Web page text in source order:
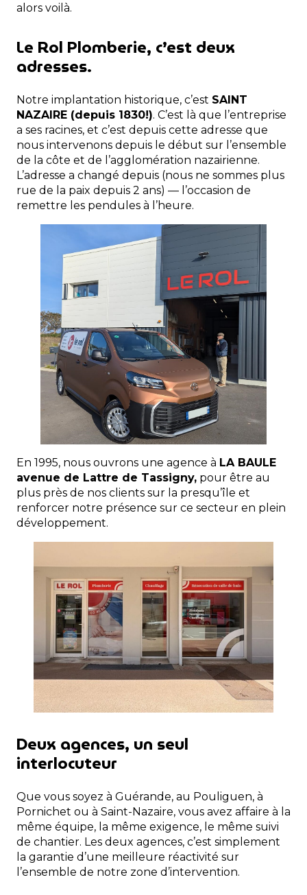
alors voilà.
Le Rol Plomberie, c’est deux
adresses.
Notre implantation historique, c’est SAINT
NAZAIRE (depuis 1830!). C’est là que l’entreprise
a ses racines, et c’est depuis cette adresse que
nous intervenons depuis le début sur l’ensemble
de la côte et de l’agglomération nazairienne.
L’adresse a changé depuis (nous ne sommes plus
rue de la paix depuis 2 ans) — l’occasion de
remettre les pendules à l’heure.
En 1995, nous ouvrons une agence à LA BAULE
avenue de Lattre de Tassigny, pour être au
plus près de nos clients sur la presqu’île et
renforcer notre présence sur ce secteur en plein
développement.
Deux agences, un seul
interlocuteur
Que vous soyez à Guérande, au Pouliguen, à
Pornichet ou à Saint-Nazaire, vous avez affaire à la
même équipe, la même exigence, le même suivi
de chantier. Les deux agences, c’est simplement
la garantie d’une meilleure réactivité sur
l’ensemble de notre zone d’intervention.